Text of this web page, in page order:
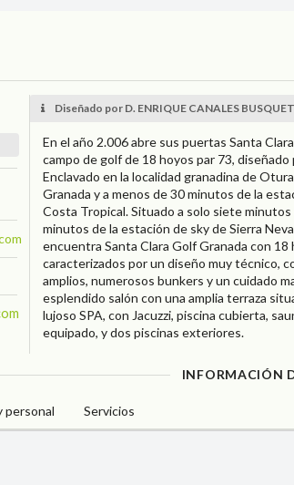
GOLF CLUB
Diseñado por D. ENRIQUE CANALES
En el año 2.006 abre sus puertas Santa
campo de golf de 18 hoyos par 73,
Enclavado en la localidad granadina de
Granada y a menos de 30 minutos de la
Costa Tropical. Situado a solo siete
minutos de la estación de sky de Sierra
encuentra Santa Clara Golf Granada con 18
caracterizados por un diseño muy técnico,
amplios, numerosos bunkers y un cuidado
esplendido salón con una amplia terraza
lujoso SPA, con Jacuzzi, piscina cubierta,
equipado, y dos piscinas exteriores.
INFORMACIÓN
personal Servicios